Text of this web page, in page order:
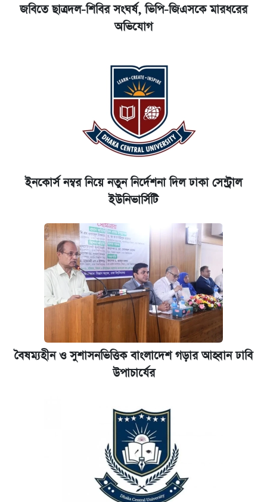
জবিতে ছাত্রদল-শিবির সংঘর্ষ, ভিপি-জিএসকে মারধরের
অভিযোগ
ইনকোর্স নম্বর নিয়ে নতুন নির্দেশনা দিল ঢাকা সেন্ট্রাল
ইউনিভার্সিটি
বৈষম্যহীন ও সুশাসনভিত্তিক বাংলাদেশ গড়ার আহ্বান ঢাবি
উপাচার্যের